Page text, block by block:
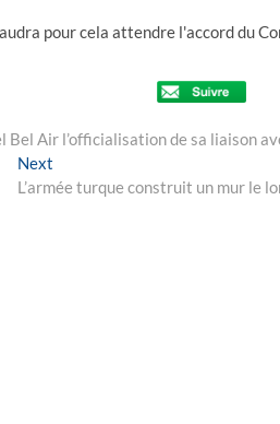
pour cela attendre l'accord du
Bel Air l’officialisation de sa liaison
Next
post:
L’armée turque construit un mur le